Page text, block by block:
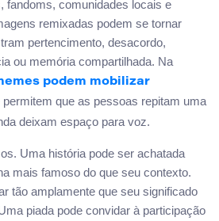
fandoms, comunidades locais e
remixadas podem se tornar
pertencimento, desacordo,
ou memória compartilhada. Na
podem mobilizar
permitem que as pessoas repitam uma
deixam espaço para voz.
Uma história pode ser achatada
mais famoso do que seu contexto.
tão amplamente que seu significado
piada pode convidar à participação